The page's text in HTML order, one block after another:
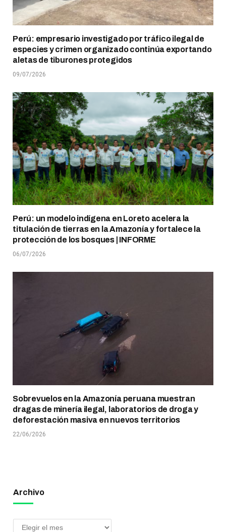
Perú: empresario investigado por tráfico ilegal de
especies y crimen organizado continúa exportando
aletas de tiburones protegidos
09/07/2026
Perú: un modelo indígena en Loreto acelera la
titulación de tierras en la Amazonía y fortalece la
protección de los bosques | INFORME
06/07/2026
Sobrevuelos en la Amazonía peruana muestran
dragas de minería ilegal, laboratorios de droga y
deforestación masiva en nuevos territorios
22/06/2026
Archivo